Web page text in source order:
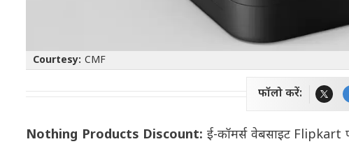
Courtesy: CMF
फॉलो करें:
Nothing Products Discount: ई-कॉमर्स वेबसाइट